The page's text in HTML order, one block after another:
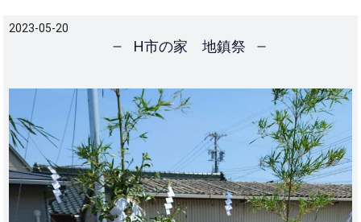
2023-05-20
H市の家 地鎮祭